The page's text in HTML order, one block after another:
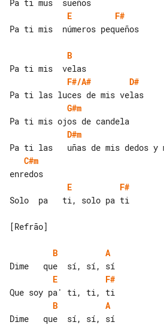
E
F#
Pa ti mis  números pequeños
B
F#/A#
D#
G#m
D#m
C#m
E
F#
Solo  pa   ti, solo pa ti
[Refrão]
B
A
E
F#
B
A